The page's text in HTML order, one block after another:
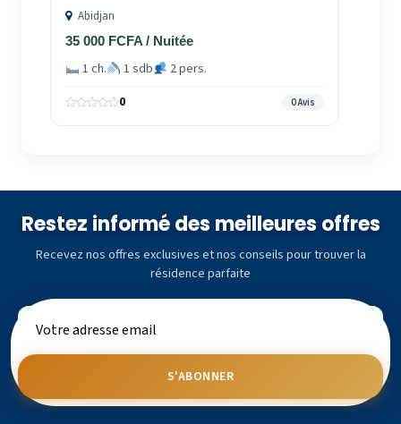
Abidjan
35 000 FCFA / Nuitée
1 ch. 1 sdb 2 pers.
0 0 Avis
Restez informé des meilleures offres
Recevez nos offres exclusives et nos conseils pour trouver la
résidence parfaite
S'ABONNER